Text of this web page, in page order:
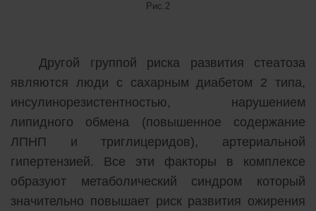
Рис.2
Другой группой риска развития стеатоза
являются люди с сахарным диабетом 2 типа,
инсулинорезистентностью, нарушением
липидного обмена (повышенное содержание
ЛПНП и триглицеридов), артериальной
гипертензией. Все эти факторы в комплексе
образуют метаболический синдром который
значительно повышает риск развития ожирения